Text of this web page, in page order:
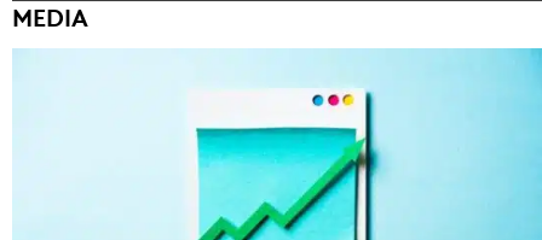
MEDIA